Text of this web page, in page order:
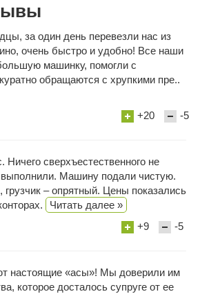
за один день перевезли нас из
очень быстро и удобно! Все наши
машинку, помогли с
обращаются с хрупкими пре..
+20 -5
сверхъестественного не
Машину подали чистую.
грузчик – опрятный. Цены показались
Читать далее »
+9 -5
настоящие «асы»! Мы доверили им
которое досталось супруге от ее